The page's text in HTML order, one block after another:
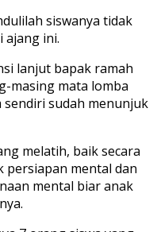
siswanya tidak
ajang ini.
lanjut bapak ramah
masing mata lomba
sudah menunjuk
melatih, baik secara
mental dan
mental biar anak